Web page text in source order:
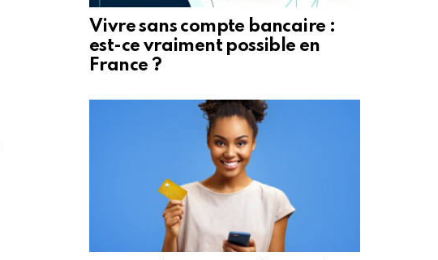
Vivre sans compte bancaire :
est-ce vraiment possible en
France ?